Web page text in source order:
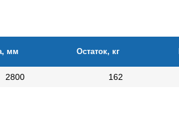
мм Остаток, кг
2800 162